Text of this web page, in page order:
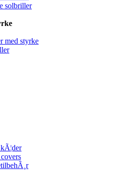
solbriller
med styrke